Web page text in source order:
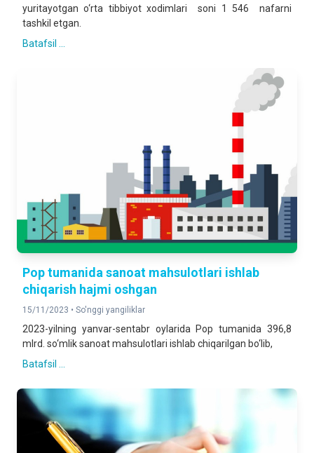
yuritayotgan o‘rta tibbiyot xodimlari soni 1 546 nafarni
tashkil etgan.
Batafsil ...
Pop tumanida sanoat mahsulotlari ishlab
chiqarish hajmi oshgan
15/11/2023 • So'nggi yangiliklar
2023-yilning yanvar-sentabr oylarida Pop tumanida 396,8
mlrd. so‘mlik sanoat mahsulotlari ishlab chiqarilgan bo‘lib,
Batafsil ...